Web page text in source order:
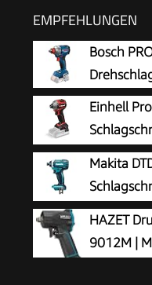
EMPFEHLUNGEN
Bosch
Einhell
Solo
Makita
HAZET
9012M |